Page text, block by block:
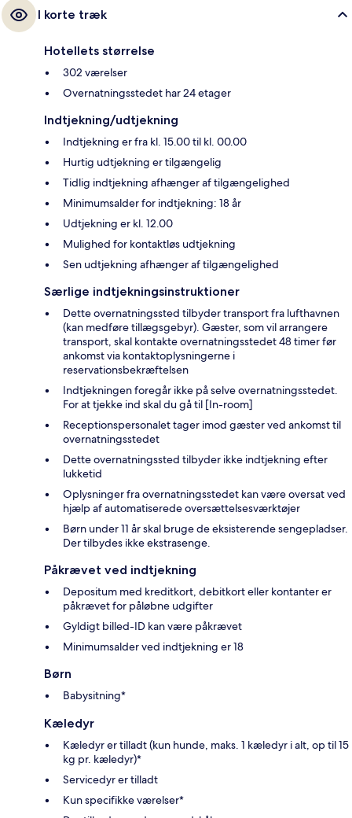
I korte træk
Hotellets størrelse
302 værelser
Overnatningsstedet har 24 etager
Indtjekning/udtjekning
Indtjekning er fra kl. 15.00 til kl. 00.00
Hurtig udtjekning er tilgængelig
Tidlig indtjekning afhænger af tilgængelighed
Minimumsalder for indtjekning: 18 år
Udtjekning er kl. 12.00
Mulighed for kontaktløs udtjekning
Sen udtjekning afhænger af tilgængelighed
Særlige indtjekningsinstruktioner
Dette overnatningssted tilbyder transport fra lufthavnen
(kan medføre tillægsgebyr). Gæster, som vil arrangere
transport, skal kontakte overnatningsstedet 48 timer før
ankomst via kontaktoplysningerne i
reservationsbekræftelsen
Indtjekningen foregår ikke på selve overnatningsstedet.
For at tjekke ind skal du gå til [In-room]
Receptionspersonalet tager imod gæster ved ankomst til
overnatningsstedet
Dette overnatningssted tilbyder ikke indtjekning efter
lukketid
Oplysninger fra overnatningsstedet kan være oversat ved
hjælp af automatiserede oversættelsesværktøjer
Børn under 11 år skal bruge de eksisterende sengepladser.
Der tilbydes ikke ekstrasenge.
Påkrævet ved indtjekning
Depositum med kreditkort, debitkort eller kontanter er
påkrævet for påløbne udgifter
Gyldigt billed-ID kan være påkrævet
Minimumsalder ved indtjekning er 18
Børn
Babysitning*
Kæledyr
Kæledyr er tilladt (kun hunde, maks. 1 kæledyr i alt, op til 15
kg pr. kæledyr)*
Servicedyr er tilladt
Kun specifikke værelser*